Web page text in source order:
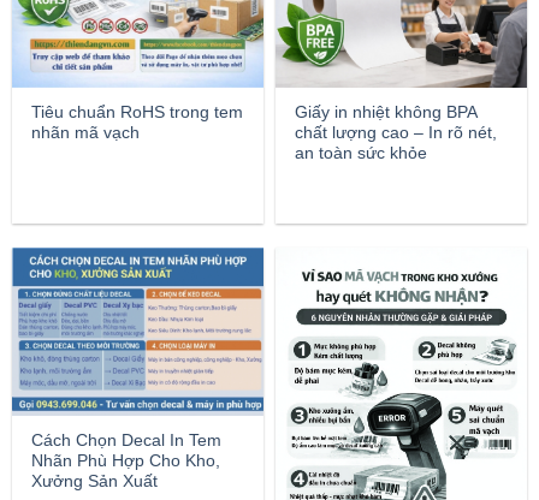
Tiêu chuẩn RoHS trong tem
nhãn mã vạch
Giấy in nhiệt không BPA
chất lượng cao – In rõ nét,
an toàn sức khỏe
Cách Chọn Decal In Tem
Nhãn Phù Hợp Cho Kho,
Xưởng Sản Xuất